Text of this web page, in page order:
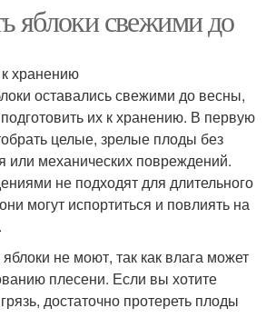
яблоки свежими до
хранению
оставались свежими до весны,
их к хранению. В первую
целые, зрелые плоды без
или механических повреждений.
не подходят для длительного
могут испортиться и повлиять на
не моют, так как влага может
плесени. Если вы хотите
достаточно протереть плоды